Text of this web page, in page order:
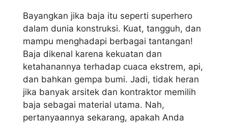
Bayangkan jika baja itu seperti superhero
dalam dunia konstruksi. Kuat, tangguh, dan
mampu menghadapi berbagai tantangan!
Baja dikenal karena kekuatan dan
ketahanannya terhadap cuaca ekstrem, api,
dan bahkan gempa bumi. Jadi, tidak heran
jika banyak arsitek dan kontraktor memilih
baja sebagai material utama. Nah,
pertanyaannya sekarang, apakah Anda